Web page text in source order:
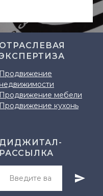
ОТРАСЛЕВАЯ
Продвижение
недвижимости
Продвижение мебели
Продвижение кухонь
ДИДЖИТАЛ-
РАССЫЛКА